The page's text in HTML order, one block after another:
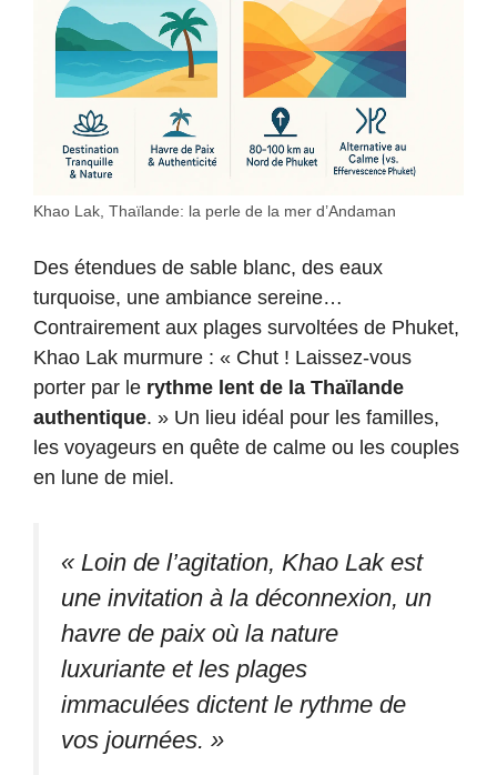
Khao Lak, Thaïlande: la perle de la mer d’Andaman
Des étendues de sable blanc, des eaux
turquoise, une ambiance sereine…
Contrairement aux plages survoltées de Phuket,
Khao Lak murmure : « Chut ! Laissez-vous
porter par le rythme lent de la Thaïlande
authentique. » Un lieu idéal pour les familles,
les voyageurs en quête de calme ou les couples
en lune de miel.
« Loin de l’agitation, Khao Lak est
une invitation à la déconnexion, un
havre de paix où la nature
luxuriante et les plages
immaculées dictent le rythme de
vos journées. »